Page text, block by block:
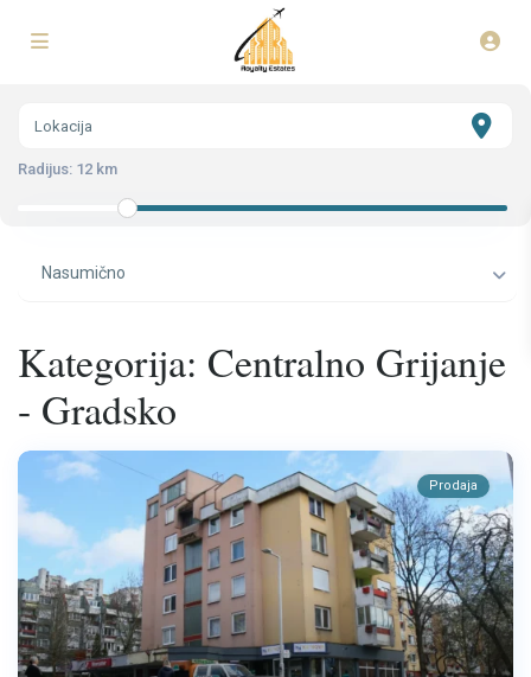
Radijus: 12 km
Nasumično
Kategorija: Centralno Grijanje
- Gradsko
Prodaja